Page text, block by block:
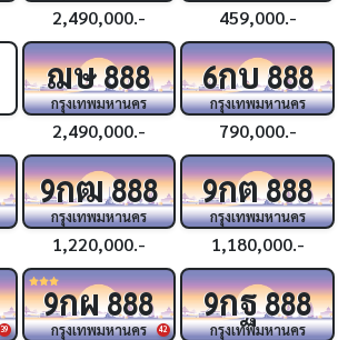
2,490,000.- 459,000.-
ฌษ888
กรุงเทพมหานคร
2,490,000.-
6กบ888
กรุงเทพมหานคร
790,000.-
9กฒ888
กรุงเทพมหานคร
1,220,000.-
9กต888
กรุงเทพมหานคร
1,180,000.-
39 42
9กผ888
กรุงเทพมหานคร
9กฐ888
กรุงเทพมหานคร